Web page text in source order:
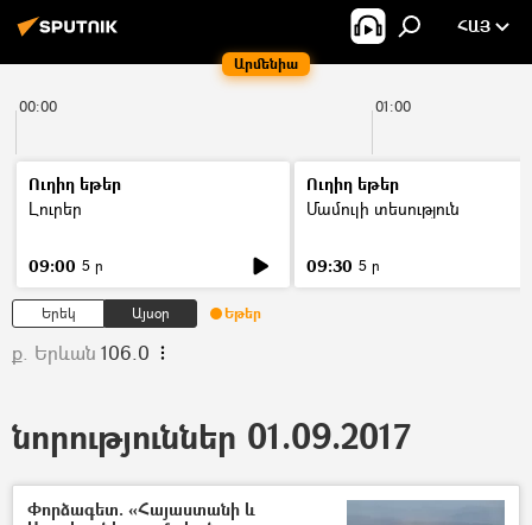
Արմենիա
ՀԱՅ
00:00 01:00
Ուղիղ եթեր
Լուրեր
09:00 5 ր
Ուղիղ եթեր
Մամուլի տեսություն
09:30 5 ր
Երեկ Այսօր Եթեր
ք. Երևան 106.0
նորություններ 01.09.2017
Փորձագետ. «Հայաստանի և